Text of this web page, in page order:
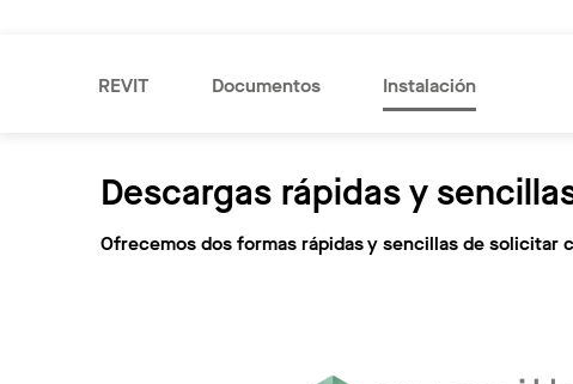
REVIT Documentos Instalación
Descargas rápidas y
Ofrecemos dos formas rápidas y sencillas de